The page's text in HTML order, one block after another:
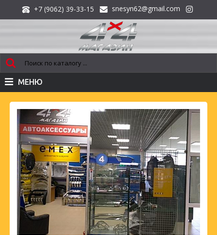
+7 (9062) 39-33-15 snesyn62@gmail.com
МЕНЮ